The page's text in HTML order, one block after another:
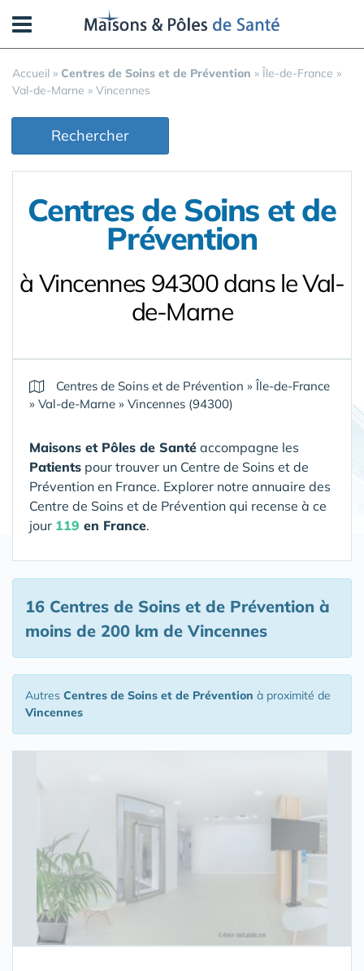
Accueil » Centres de Soins et de Prévention » Île-de-France »
Val-de-Marne » Vincennes
Rechercher
Centres de Soins et de
Prévention
à Vincennes 94300 dans le Val-
de-Marne
Centres de Soins et de Prévention »Île-de-France
» Val-de-Marne » Vincennes (94300)
Maisons et Pôles de Santé accompagne les
Patients pour trouver un Centre de Soins et de
Prévention en France. Explorer notre annuaire des
Centre de Soins et de Prévention qui recense à ce
jour 119 en France.
16 Centres de Soins et de Prévention à
moins de 200 km de Vincennes
Autres Centres de Soins et de Prévention à proximité de
Vincennes
Panneau de gestion des cookies